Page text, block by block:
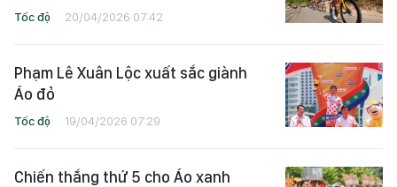
Tốc độ 20/04/2026 07:42
Phạm Lê Xuân Lộc xuất sắc giành
Áo đỏ
Tốc độ 19/04/2026 07:29
Chiến thắng thứ 5 cho Áo xanh